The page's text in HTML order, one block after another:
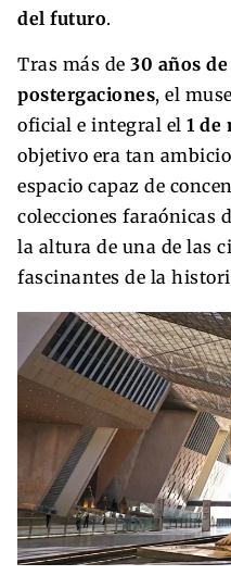
del futuro.
Tras más de 30 años
postergaciones, el
oficial e integral el 1 de
objetivo era tan
espacio capaz de
colecciones faraónicas
la altura de una de las
fascinantes de la